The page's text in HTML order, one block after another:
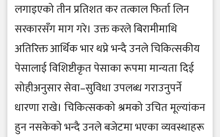
लगाइएको तीन प्रतिशत कर तत्काल फिर्ता लिन
सरकारसँग माग गरे। उक्त करले बिरामीमाथि
अतिरिक्त आर्थिक भार थप्ने भन्दै उनले चिकित्सकीय
पेसालाई विशिष्टीकृत पेसाका रूपमा मान्यता दिई
सोहीअनुसार सेवा–सुविधा उपलब्ध गराउनुपर्ने
धारणा राखे। चिकित्सकको श्रमको उचित मूल्यांकन
हुन नसकेको भन्दै उनले बजेटमा भएका व्यवस्थाहरू